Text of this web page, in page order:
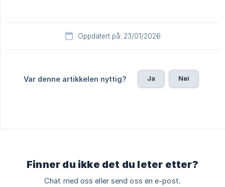
Oppdatert på: 23/01/2026
Var denne artikkelen nyttig? Ja Nei
Finner du ikke det du leter etter?
Chat med oss eller send oss en e-post.